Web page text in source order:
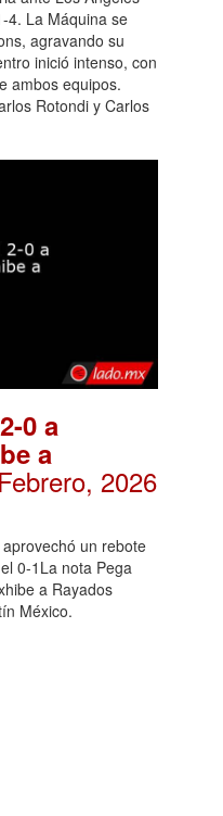
4. La Máquina se
agravando su
inició intenso, con
ambos equipos.
Rotondi y Carlos
0 a
a
2026
un rebote
0-1La nota Pega
a Rayados
México.